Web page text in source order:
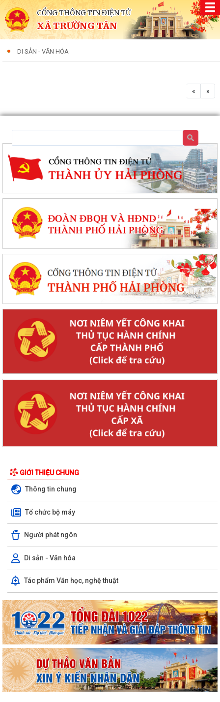
CỔNG THÔNG TIN ĐIỆN TỬ
XÃ TRƯỜNG TÂN
DI SẢN - VĂN HÓA
« »
GIỚI THIỆU CHUNG
Thông tin chung
Tổ chức bộ máy
Người phát ngôn
Di sản - Văn hóa
Tác phẩm Văn học, nghệ thuật